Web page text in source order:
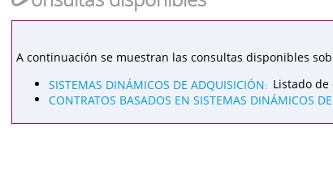
A continuación se muestran las consultas disponibles
SISTEMAS DINÁMICOS DE ADQUISICIÓN: Listado
CONTRATOS BASADOS EN SISTEMAS DINÁMICOS